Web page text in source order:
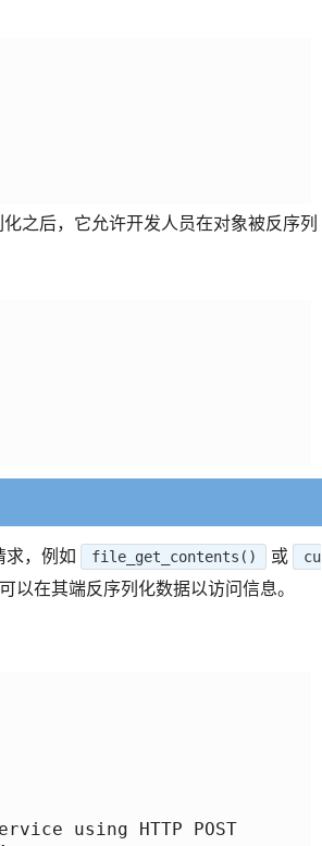
之后，它允许开发人员在对象被反序列
求，例如 file_get_contents() 或
cu
以在其端反序列化数据以访问信息。
using HTTP POST